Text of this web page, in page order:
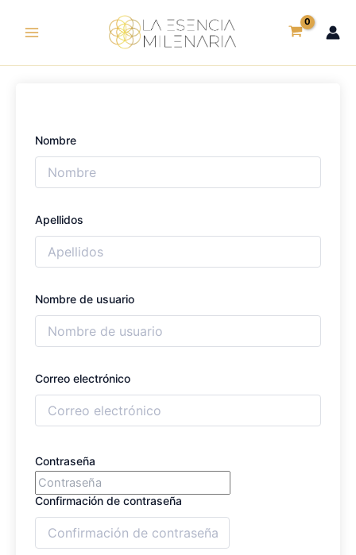
Nombre
Apellidos
Nombre de usuario
Correo electrónico
Contraseña
Confirmación de contraseña